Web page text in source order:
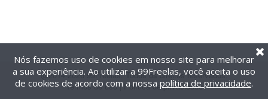
@2014-2026 99Freelas. Todos os direitos reservados.
Termos de uso| Política de privacidade
Nós fazemos uso de cookies em nosso site para melhorar
a sua experiência. Ao utilizar a 99Freelas, você aceita o uso
de cookies de acordo com a nossa política de privacidade.